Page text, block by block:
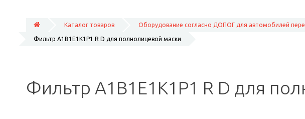
Каталог товаров Оборудование согласно ДОПОГ для автомобилей
Фильтр A1B1E1K1P1 R D для полнолицевой маски
Фильтр A1B1E1K1P1 R D для